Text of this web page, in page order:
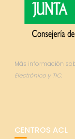
Más información
Electrónico y TIC.
CENTROS ACL